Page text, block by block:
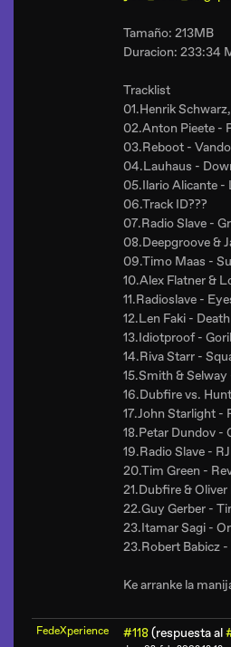
Tamaño: 213MB
Duracion: 233:34
Tracklist
01.Henrik
02.Anton Pieete -
03.Reboot -
04.Lauhaus -
05.Ilario Alicante -
06.Track ID???
07.Radio Slave -
08.Deepgroove &
09.Timo Maas -
10.Alex Flatner &
11.Radioslave -
12.Len Faki -
13.Idiotproof -
14.Riva Starr -
15.Smith &
16.Dubfire vs.
17.John Starlight -
18.Petar Dundov -
19.Radio Slave -
20.Tim Green -
21.Dubfire &
22.Guy Gerber -
23.Itamar Sagi -
23.Robert Babicz
Ke arranke la
FedeXperience #118(respuesta al